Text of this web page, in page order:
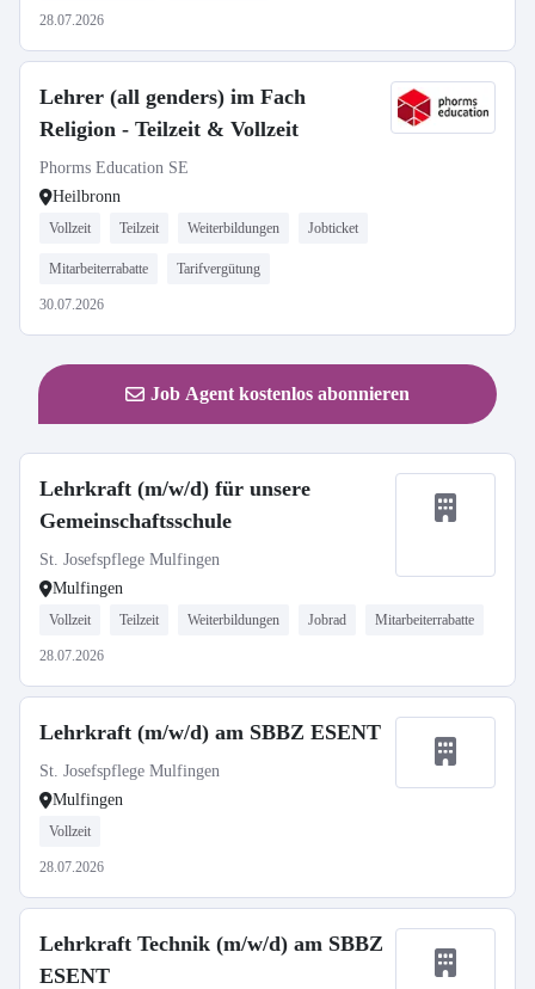
28.07.2026
Lehrer (all genders) im Fach
Religion - Teilzeit & Vollzeit
Phorms Education SE
Heilbronn
Vollzeit Teilzeit Weiterbildungen Jobticket
Mitarbeiterrabatte Tarifvergütung
30.07.2026
Job Agent kostenlos abonnieren
Lehrkraft (m/w/d) für unsere
Gemeinschaftsschule
St. Josefspflege Mulfingen
Mulfingen
Vollzeit Teilzeit Weiterbildungen Jobrad Mitarbeiterrabatte
28.07.2026
Lehrkraft (m/w/d) am SBBZ ESENT
St. Josefspflege Mulfingen
Mulfingen
Vollzeit
28.07.2026
Lehrkraft Technik (m/w/d) am SBBZ
ESENT